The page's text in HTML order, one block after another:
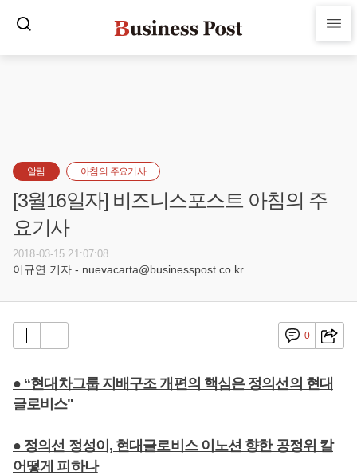
알림 아침의 주요기사
[3월16일자] 비즈니스포스트 아침의 주
요기사
2018-03-15 21:07:08
이규연 기자 - nuevacarta@businesspost.co.kr
0
● “현대차그룹 지배구조 개편의 핵심은 정의선의 현대
글로비스"
● 정의선 정성이, 현대글로비스 이노션 향한 공정위 칼
어떻게 피하나